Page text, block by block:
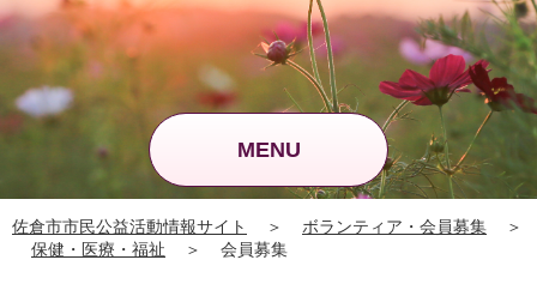
MENU
佐倉市市民公益活動情報サイト ＞ ボランティア・会員募集
＞
保健・医療・福祉
＞ 会員募集